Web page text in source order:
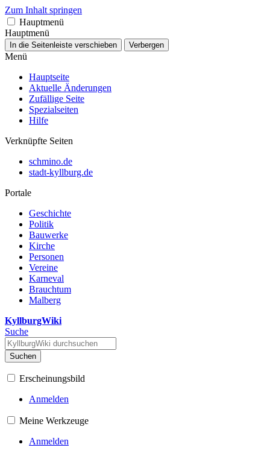
Zum Inhalt springen
Hauptmenü
Hauptmenü
In die Seitenleiste verschieben Verbergen
Menü
Hauptseite
Aktuelle Änderungen
Zufällige Seite
Spezialseiten
Hilfe
Verknüpfte Seiten
schmino.de
stadt-kyllburg.de
Portale
Geschichte
Politik
Bauwerke
Kirche
Personen
Vereine
Karneval
Brauchtum
Malberg
KyllburgWiki
Suche
Suchen
Erscheinungsbild
Anmelden
Meine Werkzeuge
Anmelden